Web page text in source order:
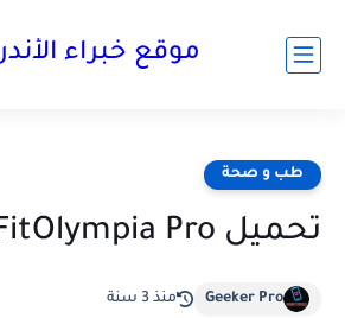
موقع خبراء
طب و صحة
تحميل FitOlympia Pro مهكر
Geeker Pro منذ 3 سنة